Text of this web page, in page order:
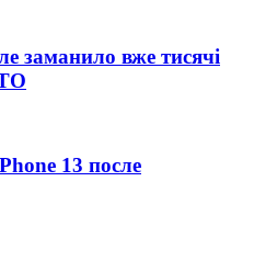
заманило вже тисячі
13 после